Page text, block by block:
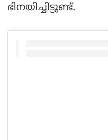
ഭിനയിച്ചിട്ടുണ്ട്.